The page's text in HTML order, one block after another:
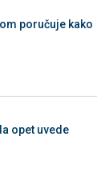
poručuje kako
opet uvede